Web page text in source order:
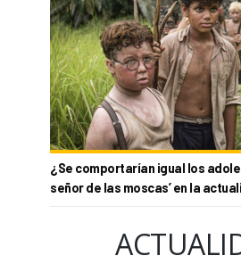
¿Se comportarían igual los
señor de las moscas’ en la